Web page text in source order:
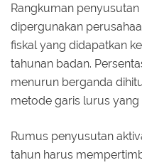
Rangkuman
dipergunakan
fiskal yang didapatkan
tahunan badan.
menurun berganda
metode garis lurus yang
Rumus penyusutan
tahun harus